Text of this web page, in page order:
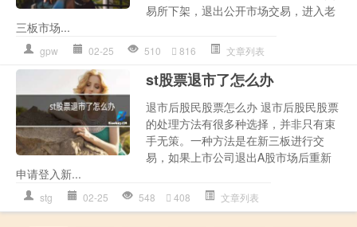
易所下架，退出公开市场交易，进入老
三板市场...
gpw 02-25 510 816 文章列表
st股票退市了怎么办
退市后股民股票怎么办 退市后股民股票
的处理方法有很多种选择，并非只有束
手无策。一种方法是在新三板进行交
易，如果上市公司退出A股市场后重新
申请登入新...
stg 02-25 548 408 文章列表